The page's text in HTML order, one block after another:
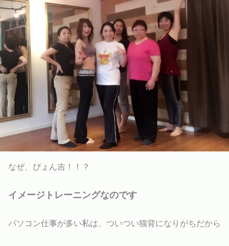
なぜ、ぴょん吉！！？
イメージトレーニングなのです
パソコン仕事が多い私は、ついつい猫背になりがちだから